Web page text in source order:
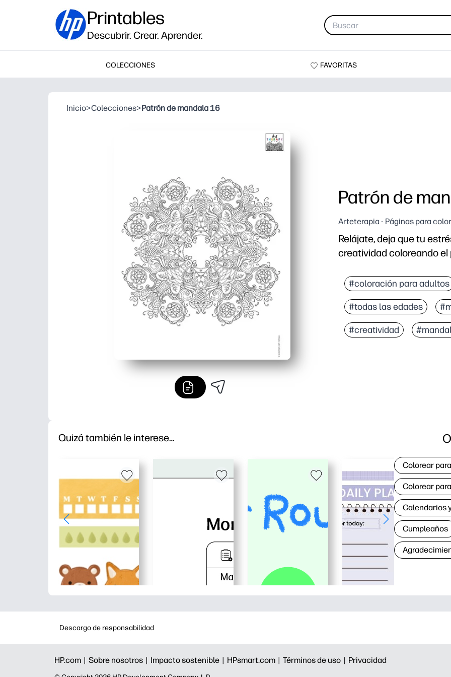
Printables
Descubrir. Crear. Aprender.
COLECCIONES FAVORITAS
Inicio>Colecciones>Patrón de mandala 16
Patrón de
Arteterapia - Páginas para
Relájate, deja que tu
creatividad coloreando el
Actividad para imprimir
Promueve la
Desarrolla el control
Reutilizable y
#coloración para adultos
#todas las edades
#creatividad
Quizá también le interese…
Colorear
Colorear
Calendarios
Cumpleaños
Descargo de responsabilidad
HP.com | Sobre nosotros | Impacto sostenible | HPsmart.com | Términos de uso | Privacidad